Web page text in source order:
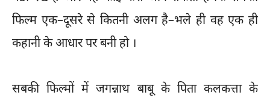
फिल्म एक–दूसरे से कितनी अलग है–भले ही वह एक ही
कहानी के आधार पर बनी हो ।
सबकी फिल्मों में जगन्नाथ बाबू के पिता कलकत्ता के